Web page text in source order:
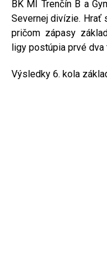
BK MI Trenčín B a
Severnej divízie. Hrať
pričom zápasy
ligy postúpia prvé dva
Výsledky 6. kola